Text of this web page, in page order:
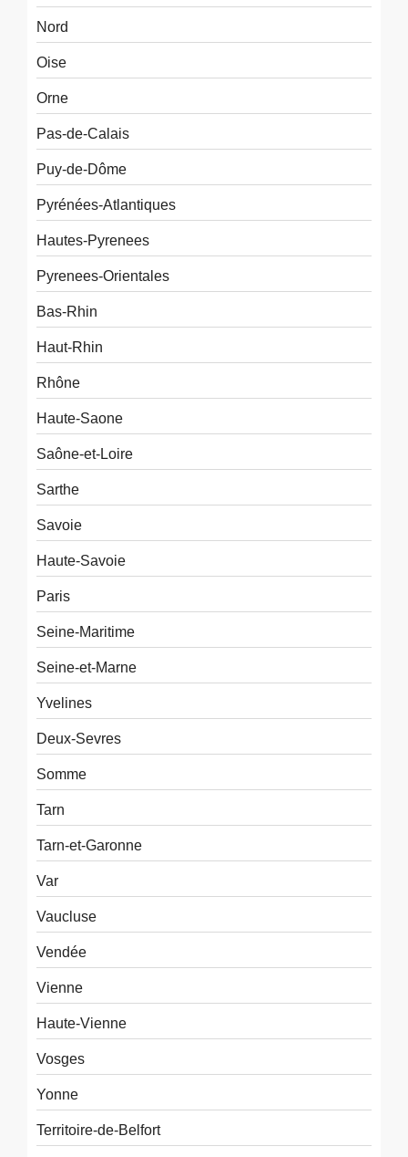
Nord
Oise
Orne
Pas-de-Calais
Puy-de-Dôme
Pyrénées-Atlantiques
Hautes-Pyrenees
Pyrenees-Orientales
Bas-Rhin
Haut-Rhin
Rhône
Haute-Saone
Saône-et-Loire
Sarthe
Savoie
Haute-Savoie
Paris
Seine-Maritime
Seine-et-Marne
Yvelines
Deux-Sevres
Somme
Tarn
Tarn-et-Garonne
Var
Vaucluse
Vendée
Vienne
Haute-Vienne
Vosges
Yonne
Territoire-de-Belfort